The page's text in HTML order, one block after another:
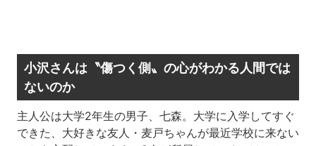
小沢さんは〝傷つく側〟の心がわかる人間では
ないのか
主人公は大学2年生の男子、七森。大学に入学してすぐ
できた、大好きな友人・麦戸ちゃんが最近学校に来ない